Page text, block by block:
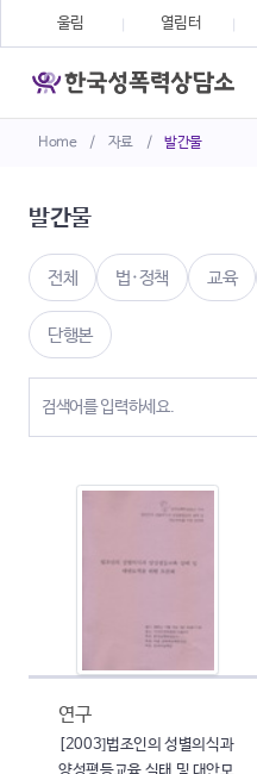
Home / 자료 / 발간물
울림 열림터
발간물
전체 법·정책 교육
단행본
연구
[2003]법조인의 성별의식과